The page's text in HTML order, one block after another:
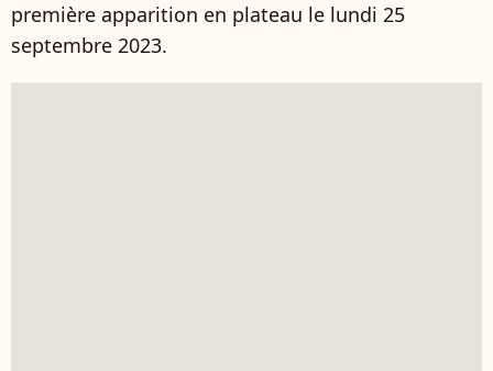
première apparition en plateau le lundi 25
septembre 2023.